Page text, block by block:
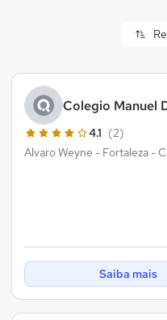
Colegio Manuel
4.1 (2)
Alvaro Weyne - Fortaleza -
Saiba mais